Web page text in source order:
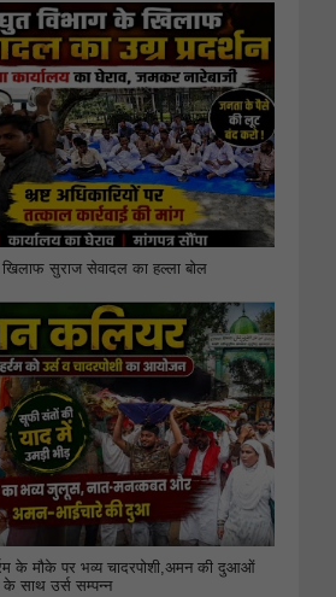
खिलाफ सुराज सेवादल का हल्ला बोल
के मौके पर भव्य चादरपोशी,अमन की दुआओं
के साथ उर्स सम्पन्न